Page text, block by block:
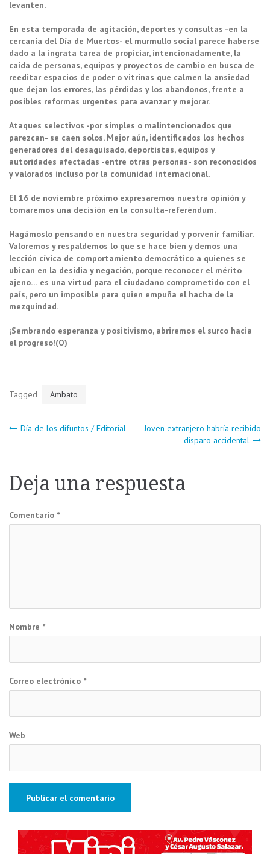
levanten.
En esta temporada de agitación, deportes y consultas -en la
cercanía del Día de Muertos- el murmullo social parece haberse
dado a la ingrata tarea de propiciar, intencionadamente, la
caída de personas, equipos y proyectos de cambio en busca de
reeditar espacios de poder o vitrinas que calmen la ansiedad
que dejan los errores, las pérdidas y los abandonos, frente a
posibles reformas urgentes para avanzar y mejorar.
Ataques selectivos -por simples o malintencionados que
parezcan- se caen solos. Mejor aún, identificados los hechos
generadores del desaguisado, deportistas, equipos y
autoridades afectadas -entre otras personas- son reconocidos
y valorados incluso por la comunidad internacional.
El 16 de noviembre próximo expresaremos nuestra opinión y
tomaremos una decisión en la consulta-referéndum.
Hagámoslo pensando en nuestra seguridad y porvenir familiar.
Valoremos y respaldemos lo que se hace bien y demos una
lección cívica de comportamiento democrático a quienes se
ubican en la desidia y negación, porque reconocer el mérito
ajeno… es una virtud para el ciudadano comprometido con el
país, pero un imposible para quien empuña el hacha de la
mezquindad.
¡Sembrando esperanza y positivismo, abriremos el surco hacia
el progreso!(O)
Tagged Ambato
Navegación
entradas
Día de los difuntos / Editorial
Joven extranjero habría recibido
disparo accidental
Deja una respuesta
Comentario *
Nombre *
Correo electrónico *
Web